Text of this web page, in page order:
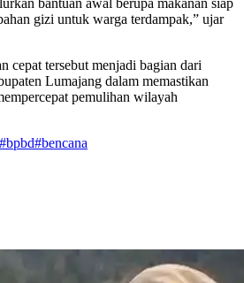
gizi untuk warga terdampak,” ujar
cepat tersebut menjadi bagian dari
Lumajang dalam memastikan
pemulihan wilayah
#bpbd#bencana